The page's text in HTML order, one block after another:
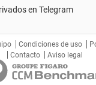
en Telegram
Condiciones de uso
Contacto
Aviso legal